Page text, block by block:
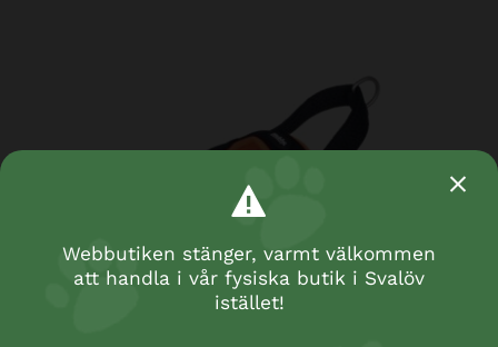
Webbutiken stänger, varmt välkommen
att handla i vår fysiska butik i Svalöv
istället!